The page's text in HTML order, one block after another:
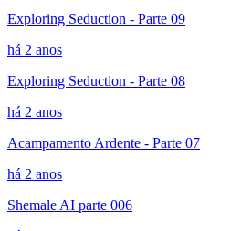
Exploring Seduction - Parte 09
há 2 anos
Exploring Seduction - Parte 08
há 2 anos
Acampamento Ardente - Parte 07
há 2 anos
Shemale AI parte 006